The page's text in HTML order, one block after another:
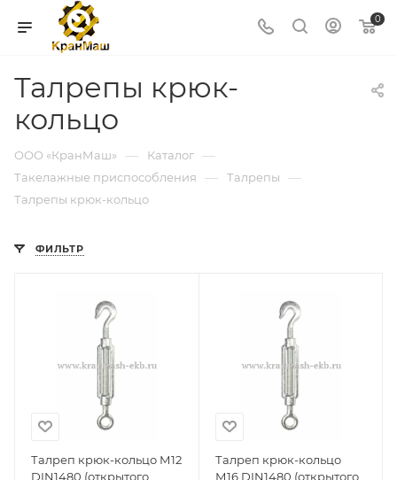
0
Талрепы крюк-
кольцо
ООО «КранМаш» — Каталог —
Такелажные приспособления — Талрепы —
Талрепы крюк-кольцо
ФИЛЬТР
Талреп крюк-кольцо М12
DIN1480 (открытого
Талреп крюк-кольцо
М16 DIN1480 (открытого